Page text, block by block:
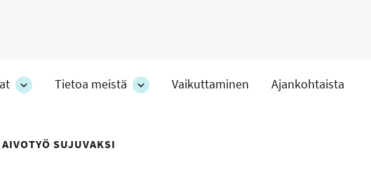
Teemat
alakohteet
Tietoa meistä
TietoaVaikuttaminen Ajankohtaista
AIVOTYÖ SUJUVAKSI